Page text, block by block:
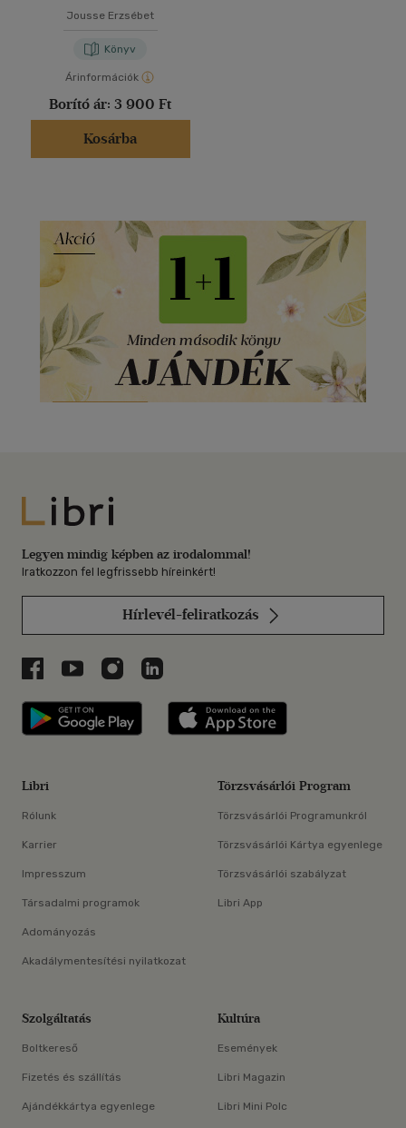
Jousse Erzsébet
Könyv
Árinformációk
Borító ár: 3 900 Ft
Kosárba
Libri
Legyen mindig képben az irodalommal!
Iratkozzon fel legfrissebb híreinkért!
Hírlevél-feliratkozás
Libri a Facebookon
Libri a Youtube-on
Libri az Instagramon
Libri a LinkedInen
Libri applikáció Szerezd meg: Google
Libri
Rólunk
Karrier
Impresszum
Társadalmi programok
Adományozás
Akadálymentesítési nyilatkozat
Törzsvásárlói Program
Törzsvásárlói Programunkról
Törzsvásárlói Kártya egyenlege
Törzsvásárlói szabályzat
Libri App
Szolgáltatás
Boltkereső
Fizetés és szállítás
Ajándékkártya egyenlege
Kultúra
Események
Libri Magazin
Libri Mini Polc